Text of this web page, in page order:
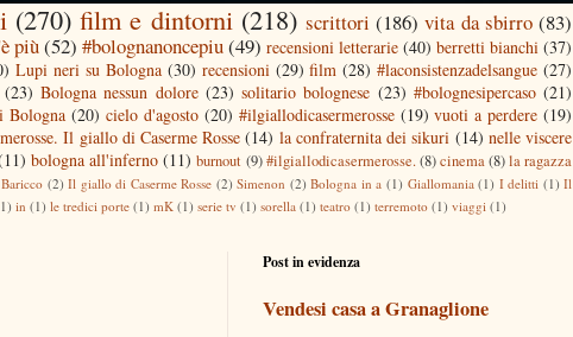
(270) film e dintorni (218) scrittori (186) vita da sbirro (83)
più(52) #bolognanoncepiu(49) recensioni letterarie (40) berretti bianchi (37)
Lupi neri su Bologna (30) recensioni (29) film (28) #laconsistenzadelsangue (27)
(23) Bologna nessun dolore (23) solitario bolognese (23) #bolognesipercaso (21)
(20) cielo d'agosto (20) #ilgiallodicasermerosse (19) vuoti a perdere (19)
Il giallo di Caserme Rosse (14) la confraternita dei sikuri (14) nelle viscere
bologna all'inferno (11) burnout (9) #ilgiallodicasermerosse. (8)cinema(8)la ragazza
Baricco (2) Il giallo di Caserme Rosse (2) Simenon (2) Bologna in a (1) Giallomania (1) I delitti (1) Il
in (1) le tredici porte (1) mK (1) serie tv (1) sorella (1) teatro (1) terremoto (1) viaggi (1)
Post in evidenza
Vendesi casa a Granaglione